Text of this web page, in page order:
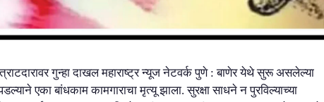
गुन्हा दाखल महाराष्ट्र न्यूज नेटवर्क पुणे : बाणेर येथे सुरू असलेल्या
एका बांधकाम कामगाराचा मृत्यू झाला. सुरक्षा साधने न पुरविल्याच्या